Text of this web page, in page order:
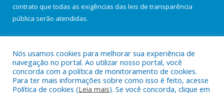
contrato que todas as exigências das leis de transparência
pública serão atendidas.
Nós usamos cookies para melhorar sua experiência de
navegação no portal. Ao utilizar nosso portal, você
concorda com a política de monitoramento de cookies.
Para ter mais informações sobre como isso é feito, acesse
Política de cookies (Leia mais). Se você concorda, clique em